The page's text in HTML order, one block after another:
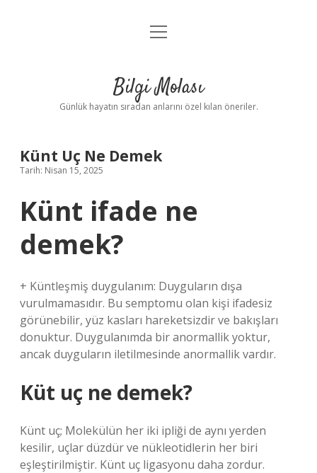
Anasayfa
Yasal Uyarı
menüyü
Bilgi Molası
Günlük hayatın sıradan anlarını özel kılan öneriler.
Künt Uç Ne Demek
Tarih: Nisan 15, 2025
Künt ifade ne
demek?
+ Küntleşmiş duygulanım: Duyguların dışa
vurulmamasıdır. Bu semptomu olan kişi ifadesiz
görünebilir, yüz kasları hareketsizdir ve bakışları
donuktur. Duygulanımda bir anormallik yoktur,
ancak duyguların iletilmesinde anormallik vardır.
Küt uç ne demek?
Künt uç; Molekülün her iki ipliği de aynı yerden
kesilir, uçlar düzdür ve nükleotidlerin her biri
eşleştirilmiştir. Künt uç ligasyonu daha zordur.